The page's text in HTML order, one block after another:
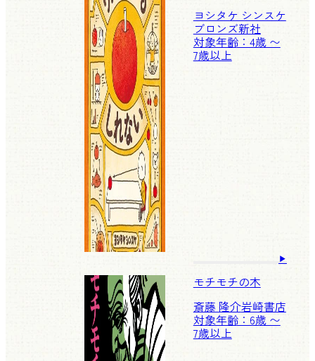
ヨシタケ シンスケ
ブロンズ新社
対象年齢：4歳 〜
7歳以上
モチモチの木
斎藤 隆介岩崎書店
対象年齢：6歳 〜
7歳以上